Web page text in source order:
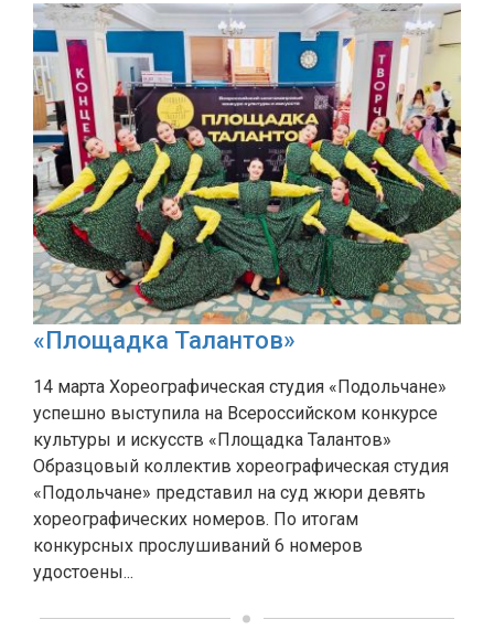
«Площадка Талантов»
14 марта Хореографическая студия «Подольчане»
успешно выступила на Всероссийском конкурсе
культуры и искусств «Площадка Талантов»
Образцовый коллектив хореографическая студия
«Подольчане» представил на суд жюри девять
хореографических номеров. По итогам
конкурсных прослушиваний 6 номеров
удостоены...